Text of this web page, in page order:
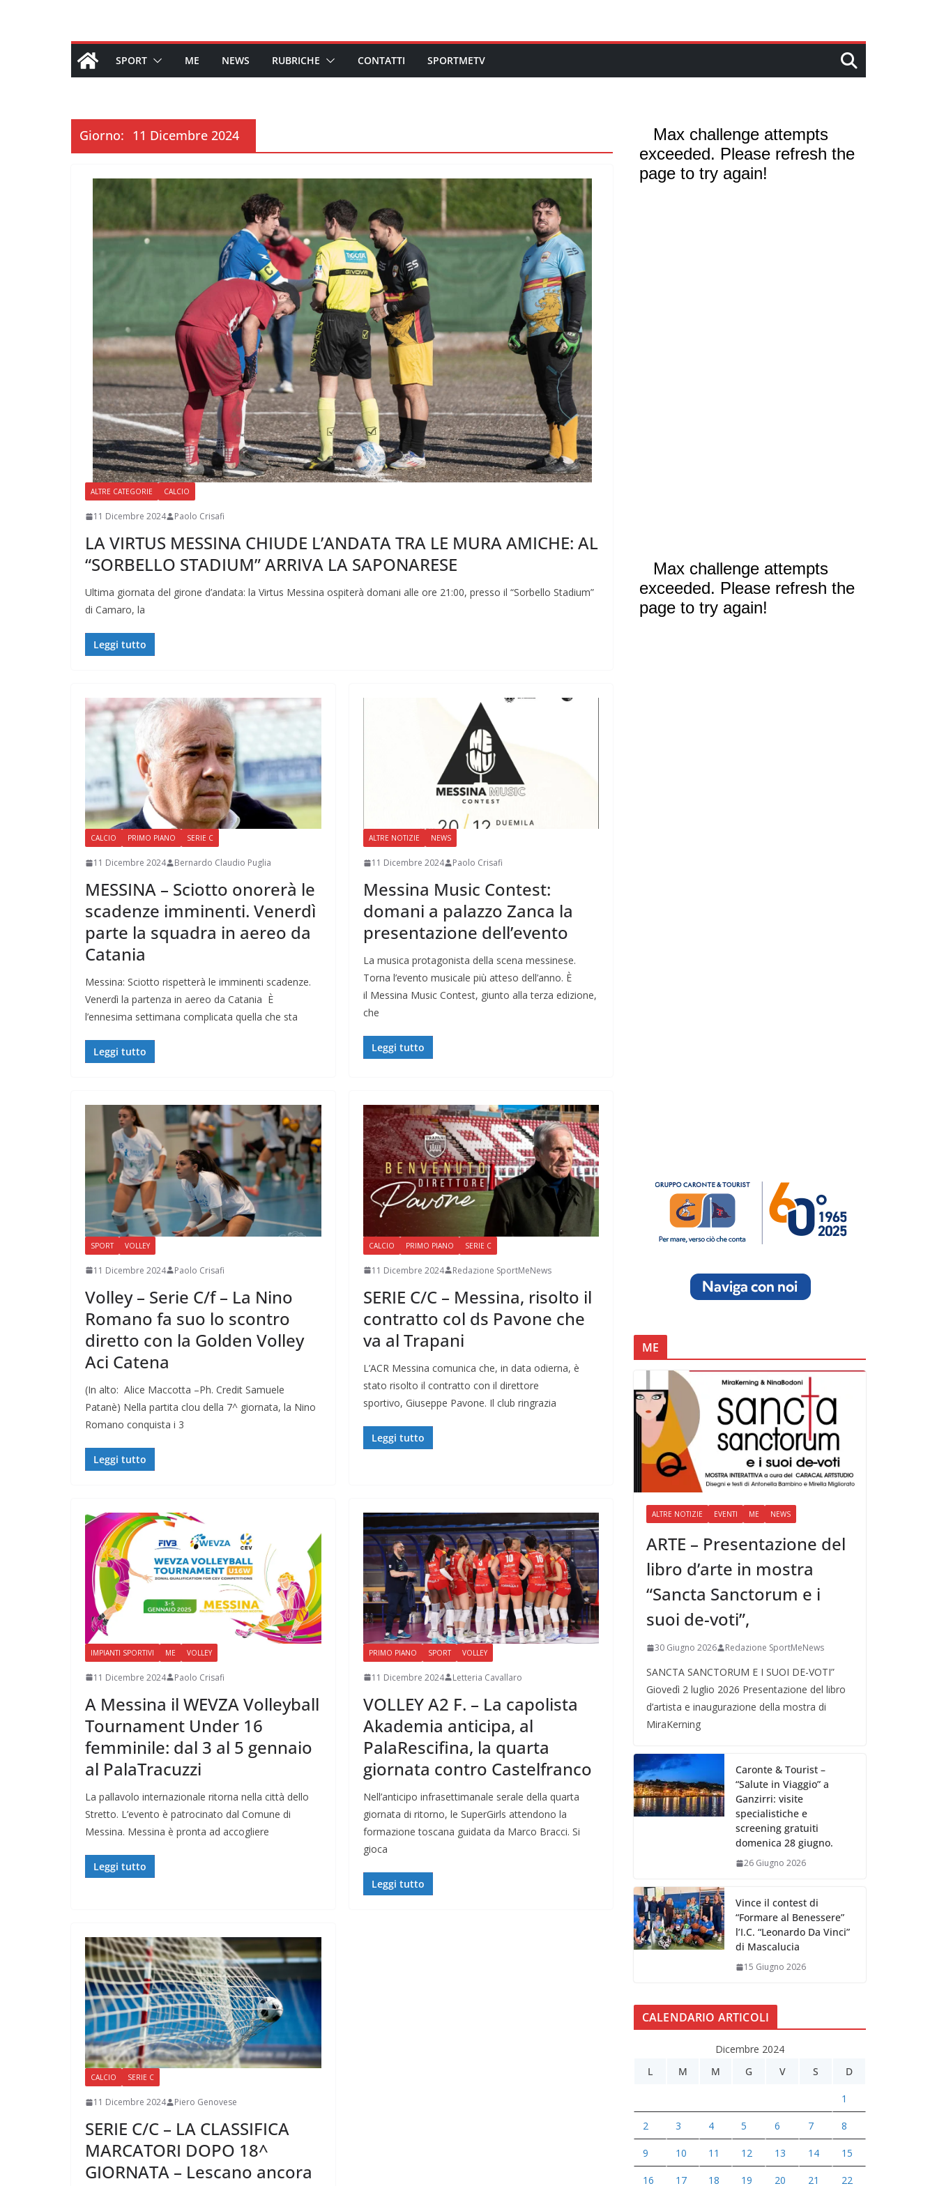
SPORT ME NEWS RUBRICHE CONTATTI SPORTMETV
Giorno: 11 Dicembre 2024
ALTRE CATEGORIE CALCIO
11 Dicembre 2024 Paolo Crisafi
LA VIRTUS MESSINA CHIUDE L’ANDATA TRA LE MURA AMICHE: AL
“SORBELLO STADIUM” ARRIVA LA SAPONARESE
Ultima giornata del girone d’andata: la Virtus Messina ospiterà domani alle ore 21:00, presso il “Sorbello Stadium”
di Camaro, la
Leggi tutto
CALCIO PRIMO PIANO SERIE C
11 Dicembre 2024 Bernardo Claudio Puglia
MESSINA – Sciotto onorerà le
scadenze imminenti. Venerdì
parte la squadra in aereo da
Catania
Messina: Sciotto rispetterà le imminenti scadenze.
Venerdì la partenza in aereo da Catania È
l’ennesima settimana complicata quella che sta
Leggi tutto
ALTRE NOTIZIE NEWS
11 Dicembre 2024 Paolo Crisafi
Messina Music Contest:
domani a palazzo Zanca la
presentazione dell’evento
La musica protagonista della scena messinese.
Torna l’evento musicale più atteso dell’anno. È
il Messina Music Contest, giunto alla terza edizione,
che
Leggi tutto
SPORT VOLLEY
11 Dicembre 2024 Paolo Crisafi
Volley – Serie C/f – La Nino
Romano fa suo lo scontro
diretto con la Golden Volley
Aci Catena
(In alto: Alice Maccotta –Ph. Credit Samuele
Patanè) Nella partita clou della 7^ giornata, la Nino
Romano conquista i 3
Leggi tutto
CALCIO PRIMO PIANO SERIE C
11 Dicembre 2024 Redazione SportMeNews
SERIE C/C – Messina, risolto il
contratto col ds Pavone che
va al Trapani
L’ACR Messina comunica che, in data odierna, è
stato risolto il contratto con il direttore
sportivo, Giuseppe Pavone. Il club ringrazia
Leggi tutto
IMPIANTI SPORTIVI ME VOLLEY
11 Dicembre 2024 Paolo Crisafi
A Messina il WEVZA Volleyball
Tournament Under 16
femminile: dal 3 al 5 gennaio
al PalaTracuzzi
La pallavolo internazionale ritorna nella città dello
Stretto. L’evento è patrocinato dal Comune di
Messina. Messina è pronta ad accogliere
Leggi tutto
PRIMO PIANO SPORT VOLLEY
11 Dicembre 2024 Letteria Cavallaro
VOLLEY A2 F. – La capolista
Akademia anticipa, al
PalaRescifina, la quarta
giornata contro Castelfranco
Nell’anticipo infrasettimanale serale della quarta
giornata di ritorno, le SuperGirls attendono la
formazione toscana guidata da Marco Bracci. Si
gioca
Leggi tutto
CALCIO SERIE C
11 Dicembre 2024 Piero Genovese
SERIE C/C – LA CLASSIFICA
MARCATORI DOPO 18^
GIORNATA – Lescano ancora
ME
ALTRE NOTIZIE EVENTI ME NEWS
ARTE – Presentazione del
libro d’arte in mostra
“Sancta Sanctorum e i
suoi de-voti”,
30 Giugno 2026 Redazione SportMeNews
SANCTA SANCTORUM E I SUOI DE-VOTI”
Giovedì 2 luglio 2026 Presentazione del libro
d’artista e inaugurazione della mostra di
MiraKerning
Caronte & Tourist –
“Salute in Viaggio” a
Ganzirri: visite
specialistiche e
screening gratuiti
domenica 28 giugno.
26 Giugno 2026
Vince il contest di
“Formare al Benessere”
l’I.C. “Leonardo Da Vinci”
di Mascalucia
15 Giugno 2026
CALENDARIO ARTICOLI
Dicembre 2024
L
M M G V S D
1
2 3 4 5 6 7 8
9 10 11 12 13 14 15
16 17 18 19 20 21 22